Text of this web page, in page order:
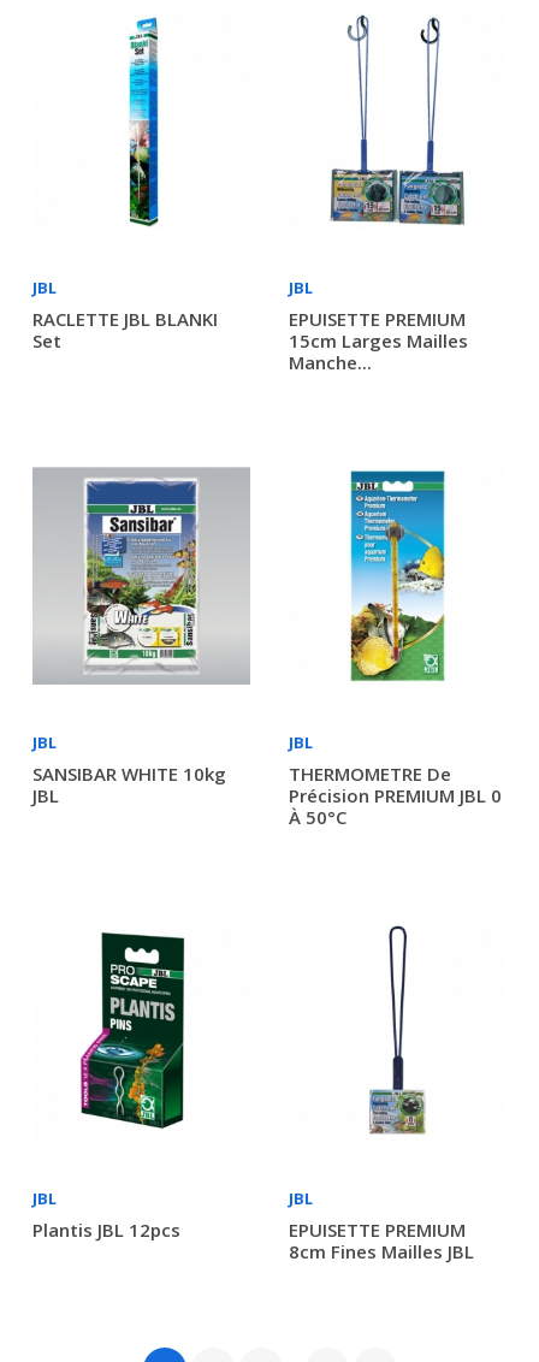
JBL
RACLETTE JBL BLANKI
Set
JBL
EPUISETTE PREMIUM
15cm Larges Mailles
Manche...
JBL
SANSIBAR WHITE 10kg
JBL
JBL
THERMOMETRE De
Précision PREMIUM JBL 0
À 50°C
JBL
Plantis JBL 12pcs
JBL
EPUISETTE PREMIUM
8cm Fines Mailles JBL